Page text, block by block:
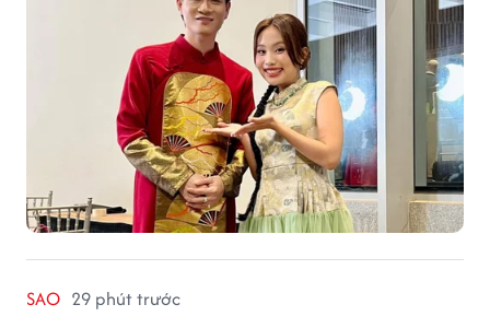
SAO 29 phút trước